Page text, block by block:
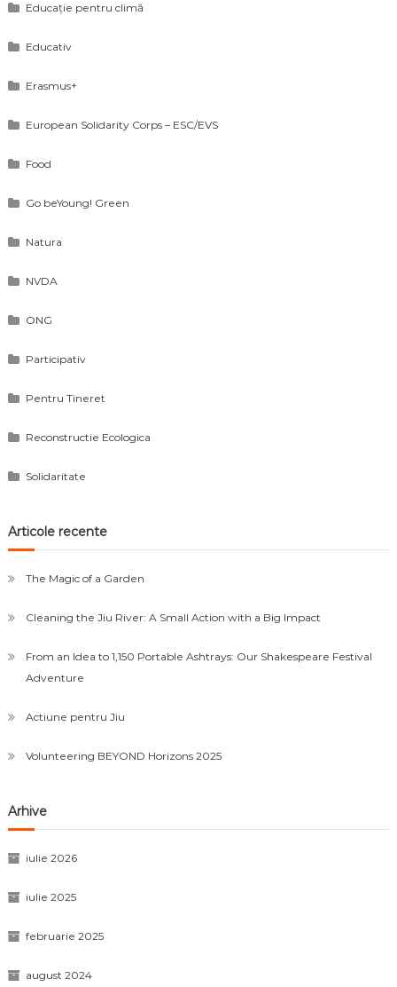
Educație pentru climă
Educativ
Erasmus+
European Solidarity Corps – ESC/EVS
Food
Go beYoung! Green
Natura
NVDA
ONG
Participativ
Pentru Tineret
Reconstructie Ecologica
Solidaritate
Articole recente
The Magic of a Garden
Cleaning the Jiu River: A Small Action with a Big Impact
From an Idea to 1,150 Portable Ashtrays: Our Shakespeare Festival
Adventure
Actiune pentru Jiu
Volunteering BEYOND Horizons 2025
Arhive
iulie 2026
iulie 2025
februarie 2025
august 2024